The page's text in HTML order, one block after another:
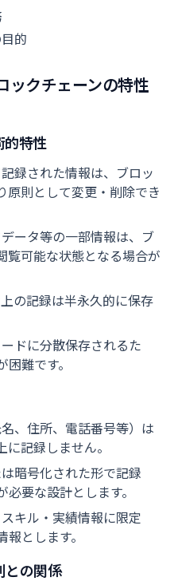
的
ックチェーンの特性
的特性
録された情報は、ブロッ
原則として変更・削除でき
ータ等の一部情報は、ブ
覧可能な状態となる場合が
の記録は半永久的に保存
ドに分散保存されるた
難です。
、住所、電話番号等）は
記録しません。
暗号化された形で記録
要な設計とします。
キル・実績情報に限定
とします。
との関係